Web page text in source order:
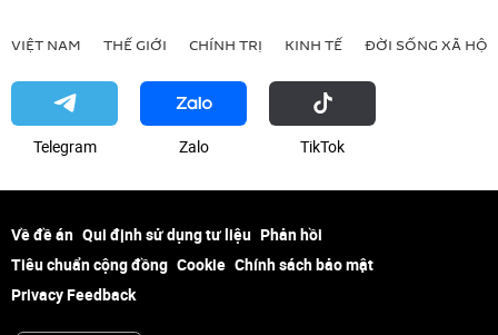
VIỆT NAM THẾ GIỚI CHÍNH TRỊ KINH TẾ ĐỜI SỐNG XÃ HỘI
Telegram Zalo ТikТоk
Về đề án Qui định sử dụng tư liệu Phản hồi
Tiêu chuẩn cộng đồng Cookie Chính sách bảo mật
Privacy Feedback